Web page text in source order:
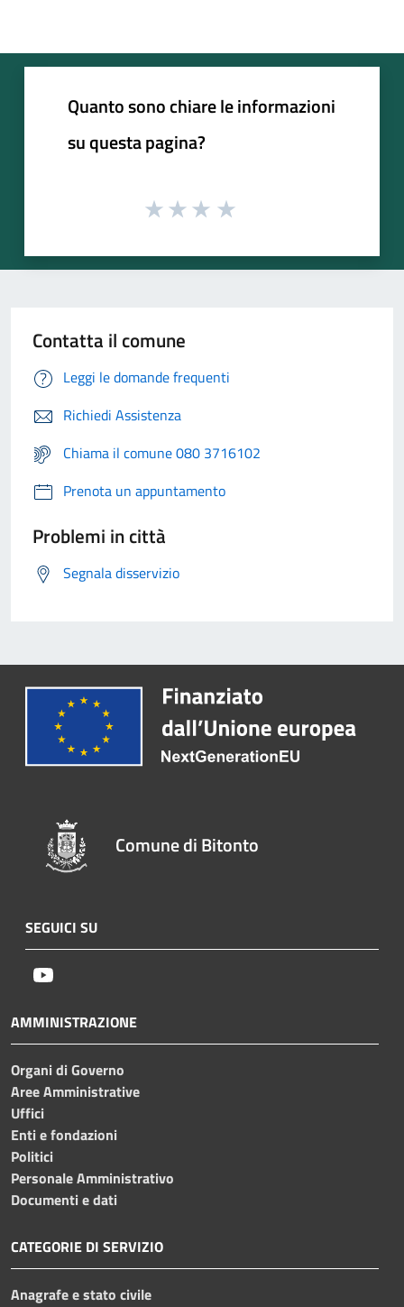
Quanto sono chiare le informazioni
su questa pagina?
Contatta il comune
Leggi le domande frequenti
Richiedi Assistenza
Chiama il comune 080 3716102
Prenota un appuntamento
Problemi in città
Segnala disservizio
Comune di Bitonto
SEGUICI SU
AMMINISTRAZIONE
Organi di Governo
Aree Amministrative
Uffici
Enti e fondazioni
Politici
Personale Amministrativo
Documenti e dati
CATEGORIE DI SERVIZIO
Anagrafe e stato civile